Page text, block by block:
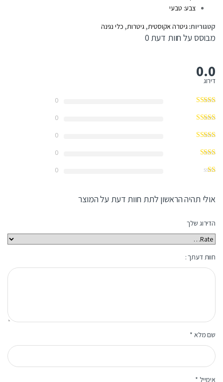
צבע: טבעי
קטגוריות:גיטרה אקוסטית,גיטרות, כלי נגינה
מבוסס על חוות דעת 0
0.0
דירוג
0
0
0
0
0
אולי תהיה הראשון לתת חוות דעת על המוצר
הדירוג שלך
חוות דעתך :
שם מלא *
אימייל *